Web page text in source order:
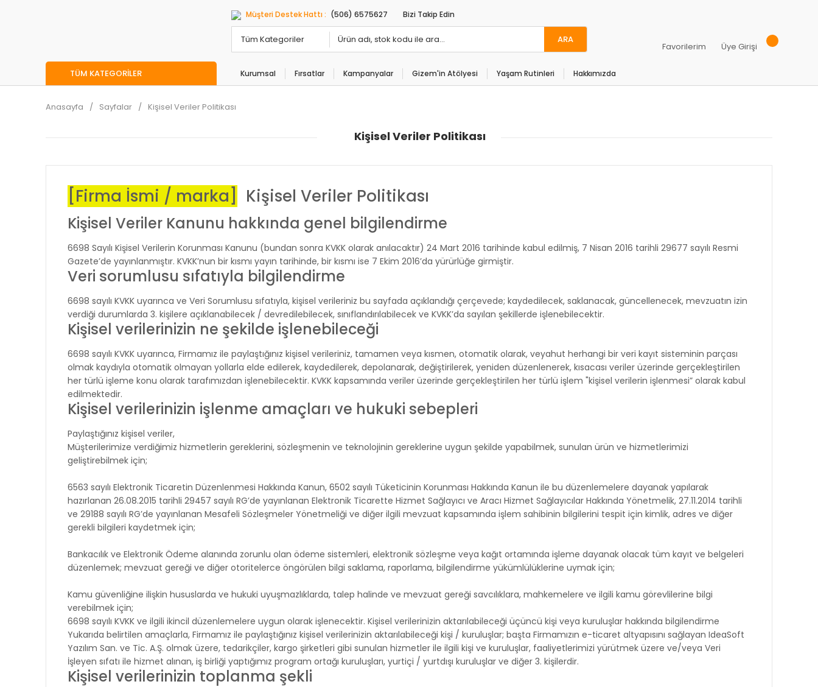
Müşteri Destek Hattı : (506) 6575627 Bizi Takip Edin
ARA
Favorilerim Üye Girişi
TÜM KATEGORİLER Kurumsal Fırsatlar Kampanyalar Gizem'in Atölyesi Yaşam Rutinleri Hakkımızda
Anasayfa Sayfalar Kişisel Veriler Politikası
Kişisel Veriler Politikası
[Firma İsmi / marka] Kişisel Veriler Politikası
Kişisel Veriler Kanunu hakkında genel bilgilendirme
6698 Sayılı Kişisel Verilerin Korunması Kanunu (bundan sonra KVKK olarak anılacaktır) 24 Mart 2016 tarihinde kabul edilmiş, 7 Nisan 2016 tarihli 29677 sayılı Resmi
Gazete’de yayınlanmıştır. KVKK’nun bir kısmı yayın tarihinde, bir kısmı ise 7 Ekim 2016’da yürürlüğe girmiştir.
Veri sorumlusu sıfatıyla bilgilendirme
6698 sayılı KVKK uyarınca ve Veri Sorumlusu sıfatıyla, kişisel verileriniz bu sayfada açıklandığı çerçevede; kaydedilecek, saklanacak, güncellenecek, mevzuatın izin
verdiği durumlarda 3. kişilere açıklanabilecek / devredilebilecek, sınıflandırılabilecek ve KVKK’da sayılan şekillerde işlenebilecektir.
Kişisel verilerinizin ne şekilde işlenebileceği
6698 sayılı KVKK uyarınca, Firmamız ile paylaştığınız kişisel verileriniz, tamamen veya kısmen, otomatik olarak, veyahut herhangi bir veri kayıt sisteminin parçası
olmak kaydıyla otomatik olmayan yollarla elde edilerek, kaydedilerek, depolanarak, değiştirilerek, yeniden düzenlenerek, kısacası veriler üzerinde gerçekleştirilen
her türlü işleme konu olarak tarafımızdan işlenebilecektir. KVKK kapsamında veriler üzerinde gerçekleştirilen her türlü işlem "kişisel verilerin işlenmesi” olarak kabul
edilmektedir.
Kişisel verilerinizin işlenme amaçları ve hukuki sebepleri
Paylaştığınız kişisel veriler,
Müşterilerimize verdiğimiz hizmetlerin gereklerini, sözleşmenin ve teknolojinin gereklerine uygun şekilde yapabilmek, sunulan ürün ve hizmetlerimizi
geliştirebilmek için;
6563 sayılı Elektronik Ticaretin Düzenlenmesi Hakkında Kanun, 6502 sayılı Tüketicinin Korunması Hakkında Kanun ile bu düzenlemelere dayanak yapılarak
hazırlanan 26.08.2015 tarihli 29457 sayılı RG’de yayınlanan Elektronik Ticarette Hizmet Sağlayıcı ve Aracı Hizmet Sağlayıcılar Hakkında Yönetmelik, 27.11.2014 tarihli
ve 29188 sayılı RG’de yayınlanan Mesafeli Sözleşmeler Yönetmeliği ve diğer ilgili mevzuat kapsamında işlem sahibinin bilgilerini tespit için kimlik, adres ve diğer
gerekli bilgileri kaydetmek için;
Bankacılık ve Elektronik Ödeme alanında zorunlu olan ödeme sistemleri, elektronik sözleşme veya kağıt ortamında işleme dayanak olacak tüm kayıt ve belgeleri
düzenlemek; mevzuat gereği ve diğer otoritelerce öngörülen bilgi saklama, raporlama, bilgilendirme yükümlülüklerine uymak için;
Kamu güvenliğine ilişkin hususlarda ve hukuki uyuşmazlıklarda, talep halinde ve mevzuat gereği savcılıklara, mahkemelere ve ilgili kamu görevlilerine bilgi
verebilmek için;
6698 sayılı KVKK ve ilgili ikincil düzenlemelere uygun olarak işlenecektir. Kişisel verilerinizin aktarılabileceği üçüncü kişi veya kuruluşlar hakkında bilgilendirme
Yukarıda belirtilen amaçlarla, Firmamız ile paylaştığınız kişisel verilerinizin aktarılabileceği kişi / kuruluşlar; başta Firmamızın e-ticaret altyapısını sağlayan IdeaSoft
Yazılım San. ve Tic. A.Ş. olmak üzere, tedarikçiler, kargo şirketleri gibi sunulan hizmetler ile ilgili kişi ve kuruluşlar, faaliyetlerimizi yürütmek üzere ve/veya Veri
İşleyen sıfatı ile hizmet alınan, iş birliği yaptığımız program ortağı kuruluşları, yurtiçi / yurtdışı kuruluşlar ve diğer 3. kişilerdir.
Kişisel verilerinizin toplanma şekli